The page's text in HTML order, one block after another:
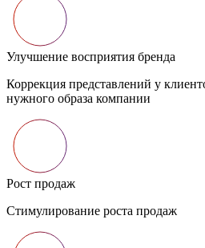
Улучшение восприятия бренда
Коррекция представлений у
нужного образа компании
Рост продаж
Стимулирование роста продаж